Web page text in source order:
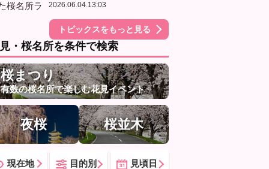
2026.06.04.13:03
トピックスをもっと見る
・桜名所を条件で検索
桜まつり
有数の桜名所で楽しむ花見イベント
夜桜 桜並木
現在地 目的別 見頃日